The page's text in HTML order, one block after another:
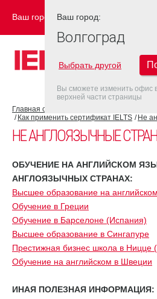
Ваш город: ВОЛГОГРАД
Главная страница
Как применить сертификат IELTS
Не
НЕ АНГЛОЯЗЫЧНЫЕ
ОБУЧЕНИЕ НА АНГЛИЙСКОМ
АНГЛОЯЗЫЧНЫХ СТРАНАХ:
Высшее образование на
Обучение в Греции
Обучение в Барселоне (Испания)
Высшее образование в Сингапуре
Престижная бизнес школа в Ницце
Обучение на английском в Швеции
ИНАЯ ПОЛЕЗНАЯ ИНФОРМАЦИЯ:
Ваш город:
Волгоград
Выбрать другой
Вы сможете изменить офис
верхней части страницы